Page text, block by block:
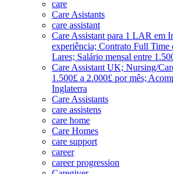
care
Care Asistants
care assistant
Care Assistant para 1 LAR em
experiência; Contrato Full Time
Lares; Salário mensal entre
Care Assistant UK; Nursing/
1.500£ a 2.000£ por mês;
Inglaterra
Care Assistants
care assistens
care home
Care Homes
care support
career
career progression